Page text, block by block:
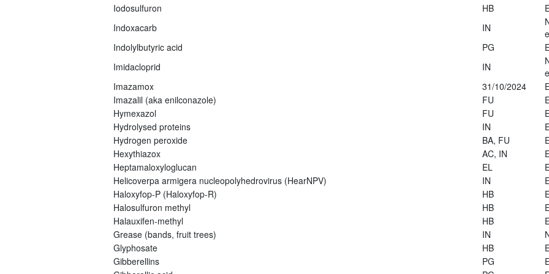
Iodosulfuron
HB
Indoxacarb
IN
Indolylbutyric acid
PG
Imidacloprid
IN
Imazamox
31/10/2024
Imazalil (aka enilconazole)
FU
Hymexazol
FU
Hydrolysed proteins
IN
Hydrogen peroxide
BA, FU
Hexythiazox
AC, IN
Heptamaloxyloglucan
EL
Helicoverpa armigera nucleopolyhedrovirus (HearNPV)
IN
Haloxyfop-P (Haloxyfop-R)
HB
Halosulfuron methyl
HB
Halauxifen-methyl
HB
Grease (bands, fruit trees)
IN
Glyphosate
HB
Gibberellins
PG